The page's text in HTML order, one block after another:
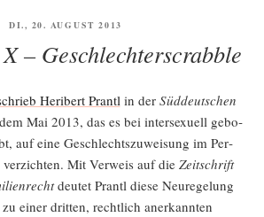
VERÖFFENTLICHT
DI., 20. AUGUST 2013
– Geschlechterscrabble
Heri­bert Prantl in der Süd­deut­schen
Mai 2013, das es bei inter­se­xu­ell gebo­
auf eine Geschlechts­zu­wei­sung im Per­
ver­zich­ten. Mit Ver­weis auf die Zeit­schrift
deu­tet Prantl die­se Neu­re­ge­lung
einer drit­ten, recht­lich aner­kann­ten